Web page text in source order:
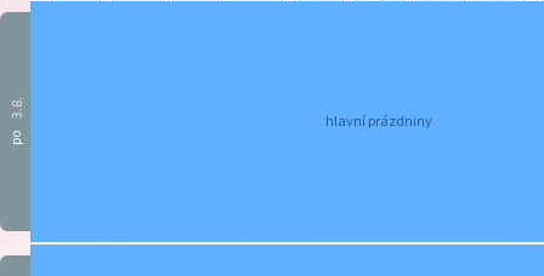
po
3.8.
hlavní prázdniny